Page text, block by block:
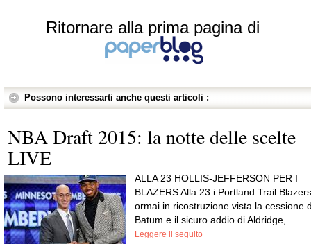
Ritornare alla prima pagina di
Possono interessarti anche questi articoli :
NBA Draft 2015: la notte delle scelte
LIVE
ALLA 23 HOLLIS-JEFFERSON PER I
BLAZERS Alla 23 i Portland Trail
ormai in ricostruzione vista la cessione
Batum e il sicuro addio di Aldridge,...
Leggere il seguito